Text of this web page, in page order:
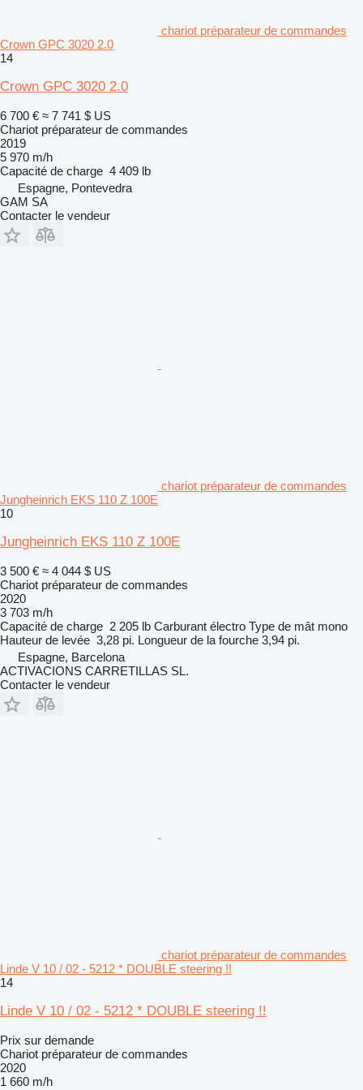
chariot préparateur de commandes
Crown GPC 3020 2.0
14
Crown GPC 3020 2.0
6 700 € ≈ 7 741 $ US
Chariot préparateur de commandes
2019
5 970 m/h
Capacité de charge 4 409 lb
Espagne, Pontevedra
GAM SA
Contacter le vendeur
chariot préparateur de commandes
Jungheinrich EKS 110 Z 100E
10
Jungheinrich EKS 110 Z 100E
3 500 € ≈ 4 044 $ US
Chariot préparateur de commandes
2020
3 703 m/h
Capacité de charge 2 205 lb Carburant électro Type de mât mono
Hauteur de levée 3,28 pi. Longueur de la fourche 3,94 pi.
Espagne, Barcelona
ACTIVACIONS CARRETILLAS SL.
Contacter le vendeur
chariot préparateur de commandes
Linde V 10 / 02 - 5212 * DOUBLE steering !!
14
Linde V 10 / 02 - 5212 * DOUBLE steering !!
Prix sur demande
Chariot préparateur de commandes
2020
1 660 m/h